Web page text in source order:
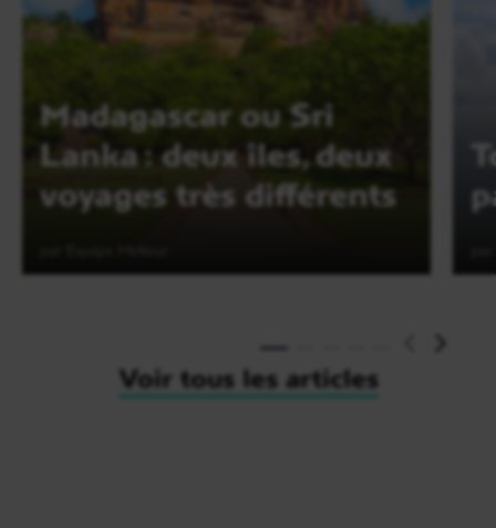
Madagascar ou Sri
Lanka : deux îles, deux
voyages très différents
Voir tous les articles